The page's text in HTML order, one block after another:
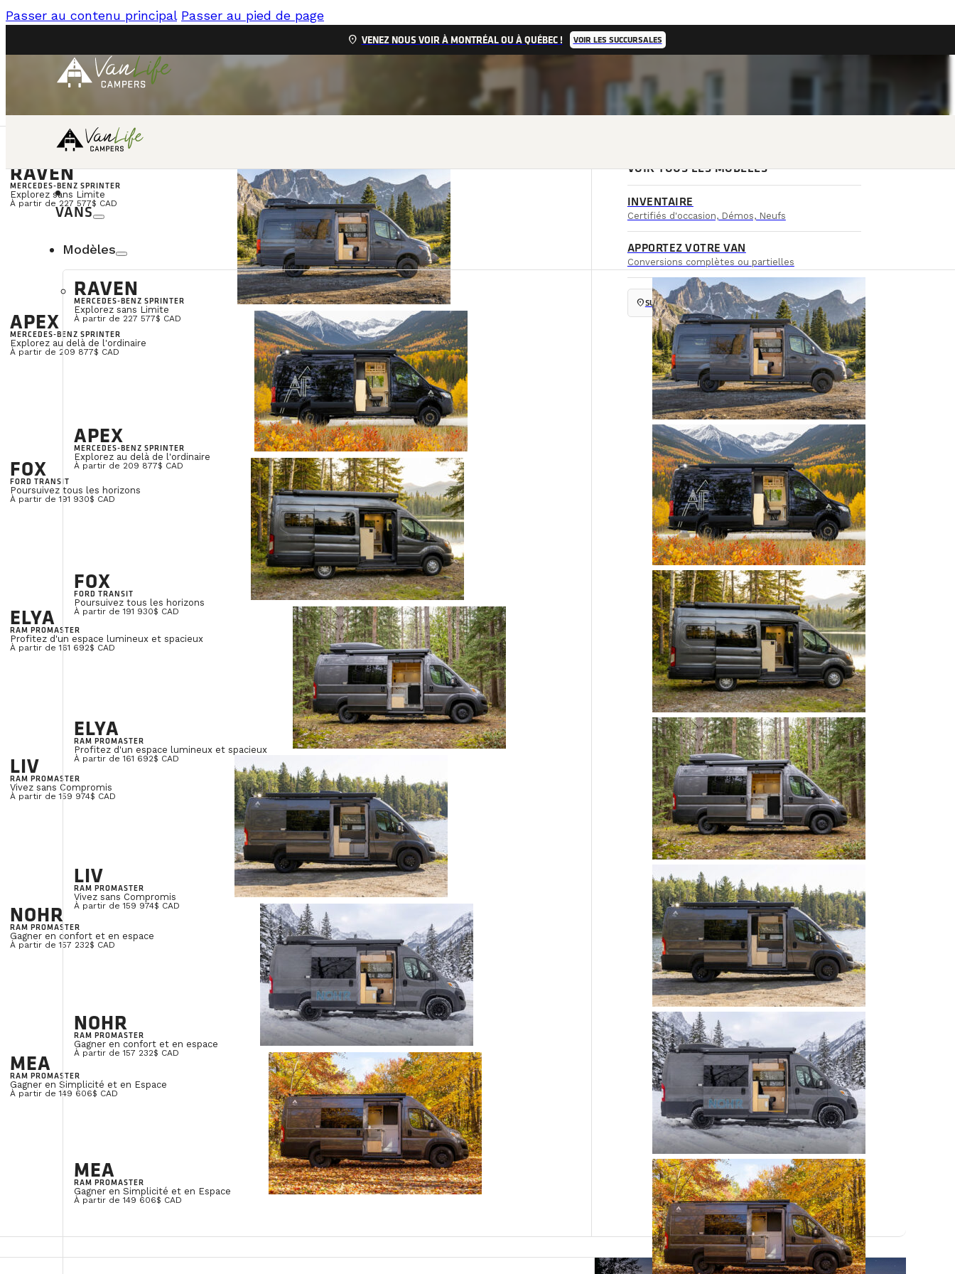
Passer au contenu principal Passer au pied de page
location_on VENEZ NOUS VOIR À MONTRÉAL OU À QUÉBEC ! VOIR LES SUCCURSALES
RAVEN
MERCEDES-BENZ SPRINTER
Explorez sans Limite
À partir de 227 577$ CAD
APEX
MERCEDES-BENZ SPRINTER
Explorez au delà de l'ordinaire
À partir de 209 877$ CAD
FOX
FORD TRANSIT
Poursuivez tous les horizons
À partir de 191 930$ CAD
ELYA
RAM PROMASTER
Profitez d'un espace lumineux et spacieux
À partir de 161 692$ CAD
LIV
RAM PROMASTER
Vivez sans Compromis
À partir de 159 974$ CAD
NOHR
RAM PROMASTER
Gagner en confort et en espace
À partir de 157 232$ CAD
MEA
RAM PROMASTER
Gagner en Simplicité et en Espace
À partir de 149 606$ CAD
VOIR TOUS LES MODÈLES
INVENTAIRE
Certifiés d'occasion, Démos, Neufs
APPORTEZ VOTRE VAN
Conversions complètes ou partielles
location_onSUCCURSALES
languageEN CONTACT
VANS
Modèles
RAVEN
MERCEDES-BENZ SPRINTER
Explorez sans Limite
À partir de 227 577$ CAD
APEX
MERCEDES-BENZ SPRINTER
Explorez au delà de l'ordinaire
À partir de 209 877$ CAD
FOX
FORD TRANSIT
Poursuivez tous les horizons
À partir de 191 930$ CAD
ELYA
RAM PROMASTER
Profitez d'un espace lumineux et spacieux
À partir de 161 692$ CAD
LIV
RAM PROMASTER
Vivez sans Compromis
À partir de 159 974$ CAD
NOHR
RAM PROMASTER
Gagner en confort et en espace
À partir de 157 232$ CAD
MEA
RAM PROMASTER
Gagner en Simplicité et en Espace
À partir de 149 606$ CAD
FINANCEMENT
Donnez vie à votre projet
Chez VanLife Campers, nous collaborons avec des partenaires spécialisés pour offrir
différentes solutions de financement pouvant s’étendre jusqu’à 20 ans.
Vous souhaitez connaître vos possibilités de financement? Remplissez le formulaire
ci-dessous et un spécialiste financier communiquera avec vous dans les plus brefs
délais pour discuter de votre projet et effectuer une préqualification bancaire, sans
engagement.
PRÉNOM NOM*
NUMÉRO DE TÉLÉPHONE
PAYS
Canada
PROVINCE
Québec
Tenez-moi au courant des nouveautés et des annonces concernant VanLife Campers
En soumettant ce formulaire, vous consentez à notrepolitique de confidentialité.